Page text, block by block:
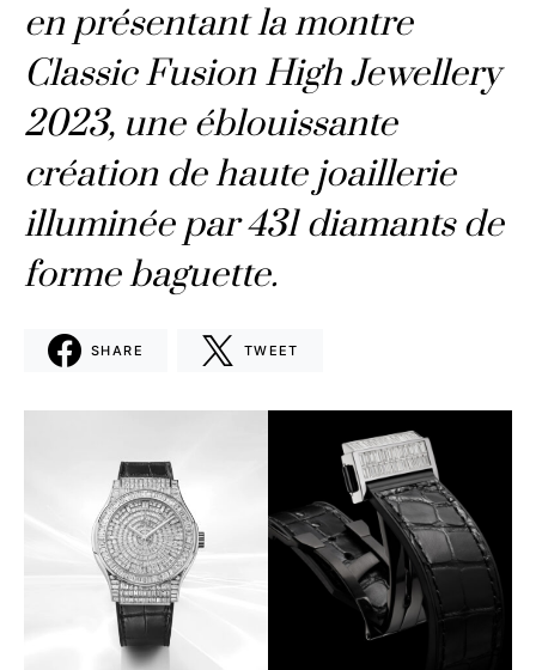
en présentant la montre
Classic Fusion High Jewellery
2023, une éblouissante
création de haute joaillerie
illuminée par 431 diamants de
forme baguette.
SHARE TWEET